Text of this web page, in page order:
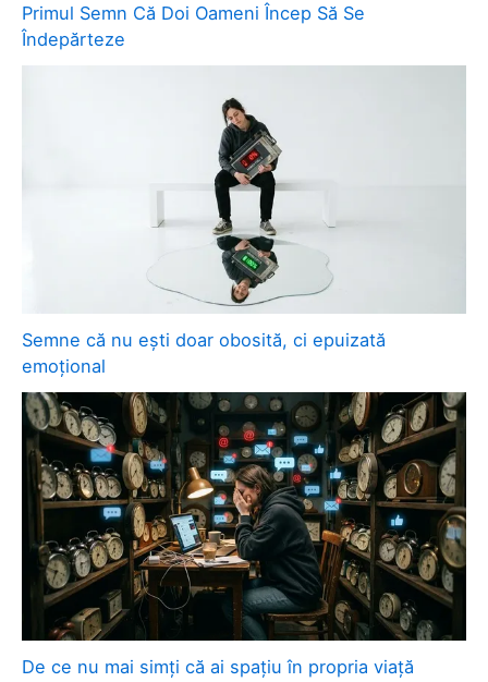
Primul Semn Că Doi Oameni Încep Să Se
Îndepărteze
Semne că nu ești doar obosită, ci epuizată
emoțional
De ce nu mai simți că ai spațiu în propria viață